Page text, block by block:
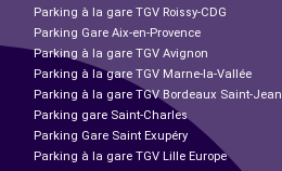
Parking à la gare TGV Roissy-CDG
Parking Gare Aix-en-Provence
Parking à la gare TGV Avignon
Parking à la gare TGV Marne-la-Vallée
Parking à la gare TGV Bordeaux Saint-Jean
Parking gare Saint-Charles
Parking Gare Saint Exupéry
Parking à la gare TGV Lille Europe